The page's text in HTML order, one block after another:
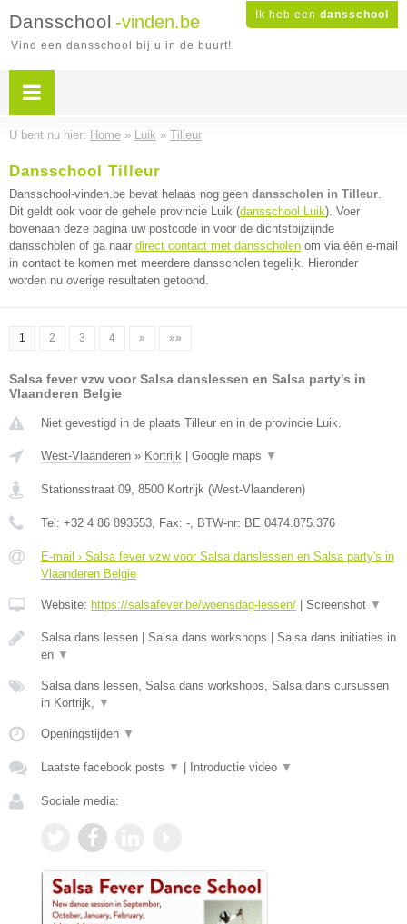
Ik heb een dansschool
Dansschool -vinden.be
Vind een dansschool bij u in de buurt!
U bent nu hier: Home » Luik » Tilleur
Dansschool Tilleur
Dansschool-vinden.be bevat helaas nog geen dansscholen in Tilleur.
Dit geldt ook voor de gehele provincie Luik (dansschool Luik). Voer
bovenaan deze pagina uw postcode in voor de dichtstbijzijnde
dansscholen of ga naar direct contact met dansscholen om via één e-mail
in contact te komen met meerdere dansscholen tegelijk. Hieronder
worden nu overige resultaten getoond.
1 2 3 4 » »»
Salsa fever vzw voor Salsa danslessen en Salsa party's in
Vlaanderen Belgie
Niet gevestigd in de plaats Tilleur en in de provincie Luik.
West-Vlaanderen » Kortrijk Google maps ▼
Stationsstraat 09, 8500 Kortrijk (West-Vlaanderen)
Tel: +32 4 86 893553, Fax: -, BTW-nr: BE 0474.875.376
E-mail › Salsa fever vzw voor Salsa danslessen en Salsa party's in
Vlaanderen Belgie
Website: https://salsafever.be/woensdag-lessen/ Screenshot ▼
Salsa dans lessen | Salsa dans workshops | Salsa dans initiaties in
en ▼
Salsa dans lessen, Salsa dans workshops, Salsa dans cursussen
in Kortrijk, ▼
Openingstijden ▼
Laatste facebook posts ▼ Introductie video ▼
Sociale media: